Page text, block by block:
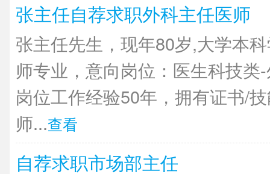
张主任自荐求职外科主任医师
张主任先生，现年80岁,大学本
师专业，意向岗位：医生科技类
岗位工作经验50年，拥有证书/
师...查看
自荐求职市场部主任